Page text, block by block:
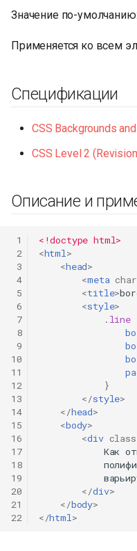
Значение по-
Применяется ко всем
Спецификации
CSS Backgrounds
CSS Level 2
Описание и
1
2
3
4
5
6
7
8
9
10
11
12
13
14
15
16
17
18
19
20
21
22
<!doctype html>
<html>
<head>
<meta
<title>
<style>
. line
}
</style>
</head>
<body>
<div class
Как
</div>
</body>
</html>